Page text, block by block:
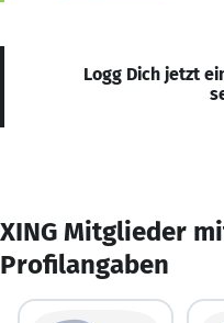
Logg Dich jetzt
XING Mitglieder
Profilangaben